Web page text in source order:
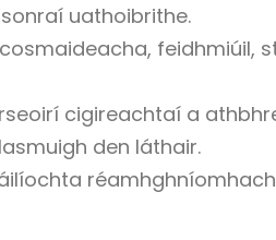
uathoibrithe.
feidhmiúil,
cigireachtaí a
den láthair.